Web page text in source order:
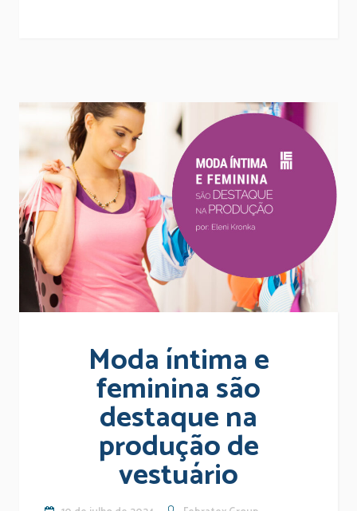
Moda íntima e
feminina são
destaque na
produção de
vestuário